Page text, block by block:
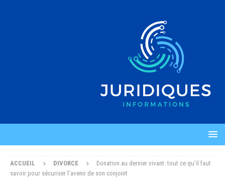
ACCUEIL DIVORCE
Donation au dernier vivant: tout ce qu’il faut
savoir pour sécuriser l’avenir de son conjoint